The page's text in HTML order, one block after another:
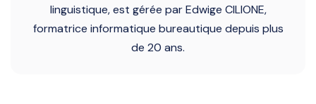
linguistique, est gérée par Edwige CILIONE,
formatrice informatique bureautique depuis plus
de 20 ans.